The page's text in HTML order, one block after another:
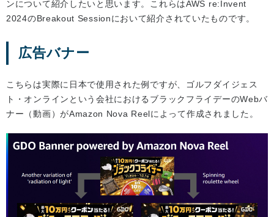
ンについて紹介したいと思います。これらはAWS re:Invent
2024のBreakout Sessionにおいて紹介されていたものです。
広告バナー
こちらは実際に日本で使用された例ですが、ゴルフダイジェス
ト・オンラインという会社におけるブラックフライデーのWebバ
ナー（動画）がAmazon Nova Reelによって作成されました。